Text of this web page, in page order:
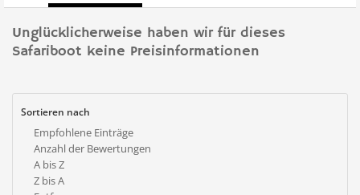
Unglücklicherweise haben wir für dieses
Safariboot keine Preisinformationen
Sortieren nach
Empfohlene Einträge
Anzahl der Bewertungen
A bis Z
Z bis A